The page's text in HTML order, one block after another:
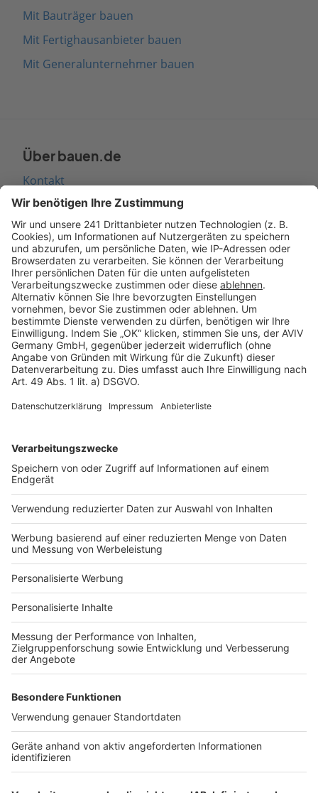
Mit Bauträger bauen
Mit Fertighausanbieter bauen
Mit Generalunternehmer bauen
Über bauen.de
Kontakt
Seitenaufbau
Barrierefreiheit
Cookie Einstellungen
Rechtliches
AGB-Übersicht
Datenschutz
Impressum
Services
Bauprojekt-Quiz
Häuser-Suche
Hausanbieter-Suche
Bauprojekt-Profil
Für Unternehmen
Ihre Baufirma auf bauen.de
Kostenloses Infogespräch